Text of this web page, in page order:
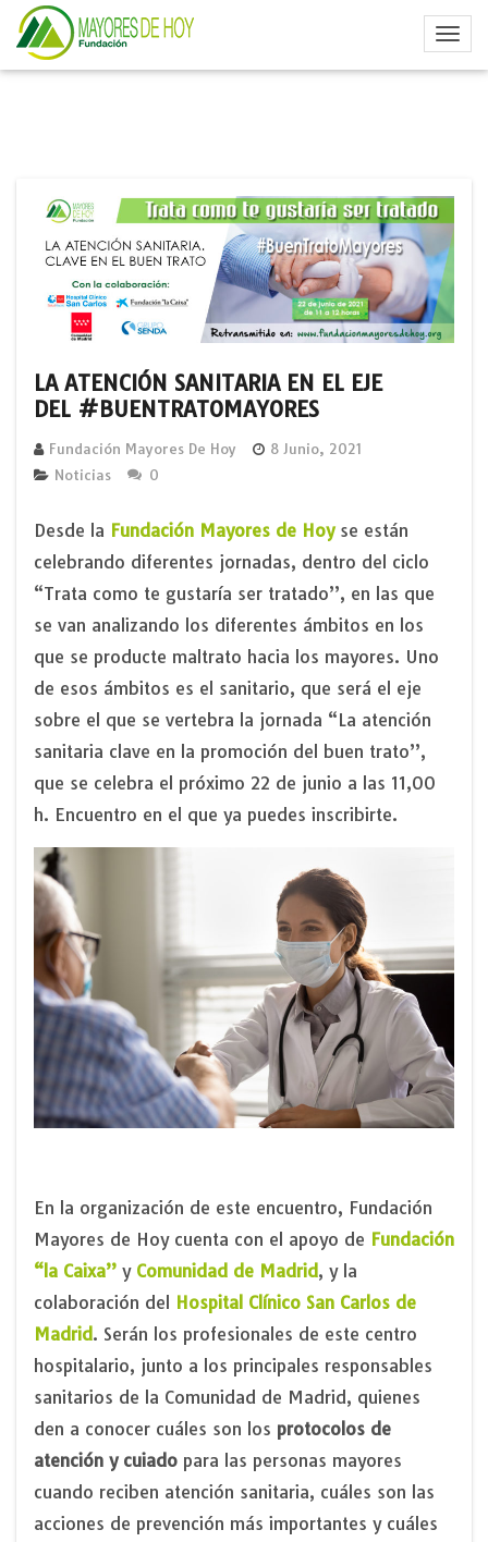
LA ATENCIÓN SANITARIA EN EL EJE
DEL #BUENTRATOMAYORES
Fundación Mayores De Hoy
8 Junio, 2021
Noticias
0
Desde la Fundación Mayores de Hoyse están
celebrando diferentes jornadas, dentro del ciclo
“Trata como te gustaría ser tratado”, en las que
se van analizando los diferentes ámbitos en los
que se producte maltrato hacia los mayores. Uno
de esos ámbitos es el sanitario, que será el eje
sobre el que se vertebra la jornada “La atención
sanitaria clave en la promoción del buen trato”,
que se celebra el próximo 22 de junio a las 11,00
h. Encuentro en el que ya puedes inscribirte.
En la organización de este encuentro, Fundación
Mayores de Hoy cuenta con el apoyo de Fundación
“la Caixa” y Comunidad de Madrid, y la
colaboración del Hospital Clínico San Carlos de
Madrid. Serán los profesionales de este centro
hospitalario, junto a los principales responsables
sanitarios de la Comunidad de Madrid, quienes
den a conocer cuáles son los protocolos de
atención y cuiado para las personas mayores
cuando reciben atención sanitaria, cuáles son las
acciones de prevención más importantes y cuáles